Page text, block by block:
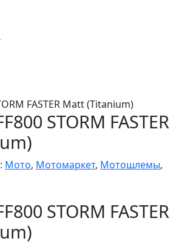
FASTER Matt (Titanium)
STORM FASTER
Мото, Мотомаркет, Мотошлемы,
STORM FASTER